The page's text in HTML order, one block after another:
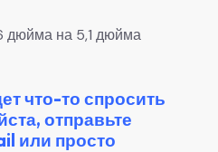
дюйма на 5,1 дюйма
что-то спросить
отправьте
или просто